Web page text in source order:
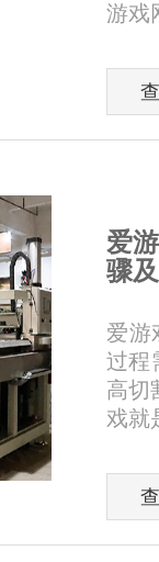
游戏
爱
骤
爱游
过程
高切
戏就